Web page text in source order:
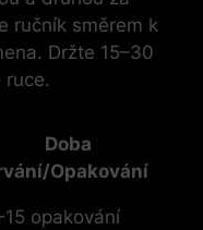
ručník směrem k
Držte 15–30
ruce.
Doba
Opakování
opakování